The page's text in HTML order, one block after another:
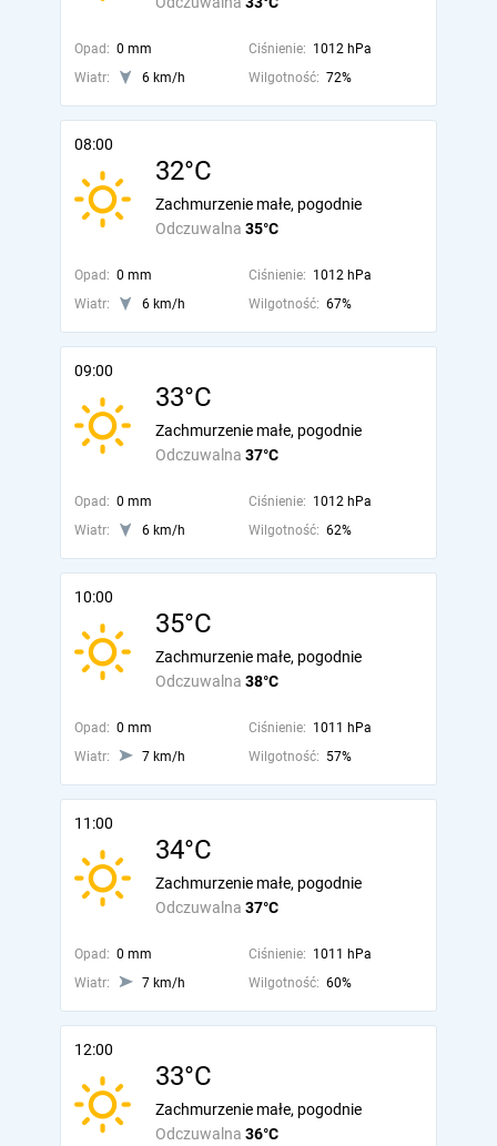
Opad: 0 mm Ciśnienie: 1012 hPa
Wiatr:
6 km/h Wilgotność: 72%
08:00
32°C
Odczuwalna 35°C
Zachmurzenie małe, pogodnie
Opad: 0 mm Ciśnienie: 1012 hPa
Wiatr:
6 km/h Wilgotność: 67%
09:00
33°C
Odczuwalna 37°C
Zachmurzenie małe, pogodnie
Opad: 0 mm Ciśnienie: 1012 hPa
Wiatr:
6 km/h Wilgotność: 62%
10:00
35°C
Odczuwalna 38°C
Zachmurzenie małe, pogodnie
Opad: 0 mm Ciśnienie: 1011 hPa
Wiatr:
7 km/h Wilgotność: 57%
11:00
34°C
Odczuwalna 37°C
Zachmurzenie małe, pogodnie
Opad: 0 mm Ciśnienie: 1011 hPa
Wiatr:
7 km/h Wilgotność: 60%
12:00
33°C
Odczuwalna 36°C
Zachmurzenie małe, pogodnie